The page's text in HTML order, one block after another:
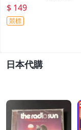
$ 149
競標
日本代購